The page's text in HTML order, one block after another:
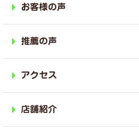
お客様の声
推薦の声
アクセス
店舗紹介